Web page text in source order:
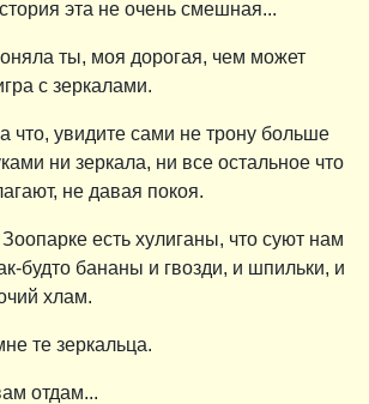
эта не очень смешная...
ты, моя дорогая, чем может
с зеркалами.
что, увидите сами не трону больше
ни зеркала, ни все остальное что
не давая покоя.
есть хулиганы, что суют нам
будто бананы и гвозди, и шпильки, и
хлам.
те зеркальца.
отдам...